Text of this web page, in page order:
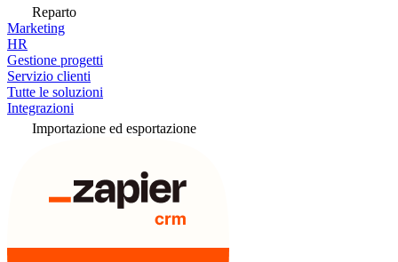
Reparto
Marketing
HR
Gestione progetti
Servizio clienti
Tutte le soluzioni
Integrazioni
Importazione ed esportazione